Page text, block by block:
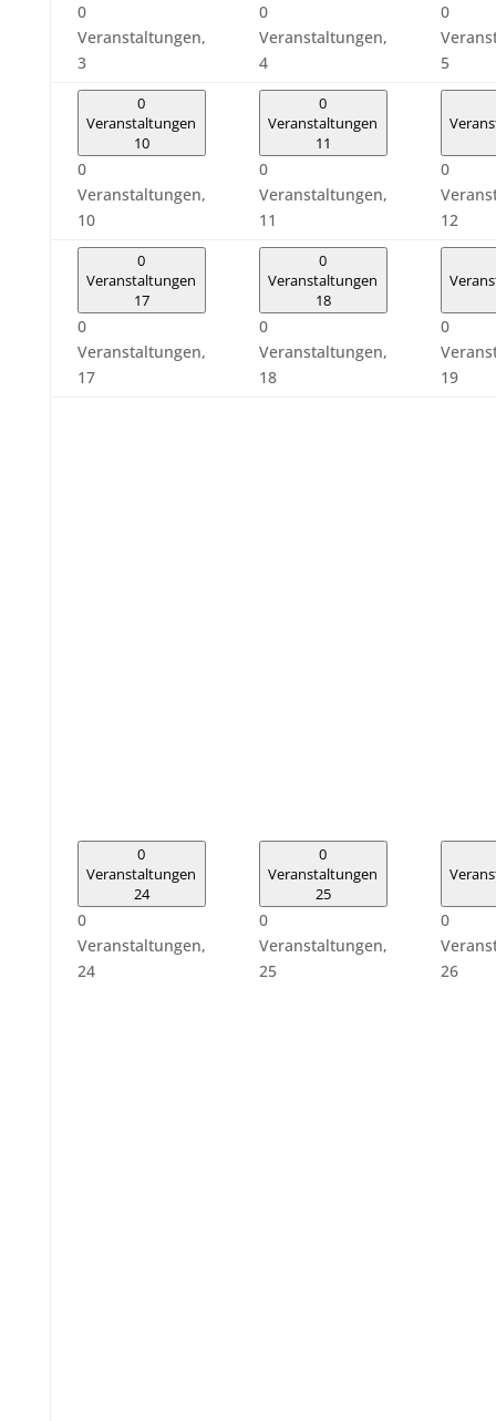
0
Veranstaltungen,
3
0
Veranstaltungen,
4
0
5
0
Veranstaltungen
10
0
Veranstaltungen,
10
0
Veranstaltungen
11
0
Veranstaltungen,
11
0
12
0
Veranstaltungen
17
0
Veranstaltungen,
17
0
Veranstaltungen
18
0
Veranstaltungen,
18
0
19
0
Veranstaltungen
24
0
Veranstaltungen,
24
0
Veranstaltungen
25
0
Veranstaltungen,
25
0
26